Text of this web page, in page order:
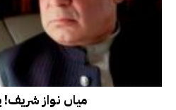
میاں نواز